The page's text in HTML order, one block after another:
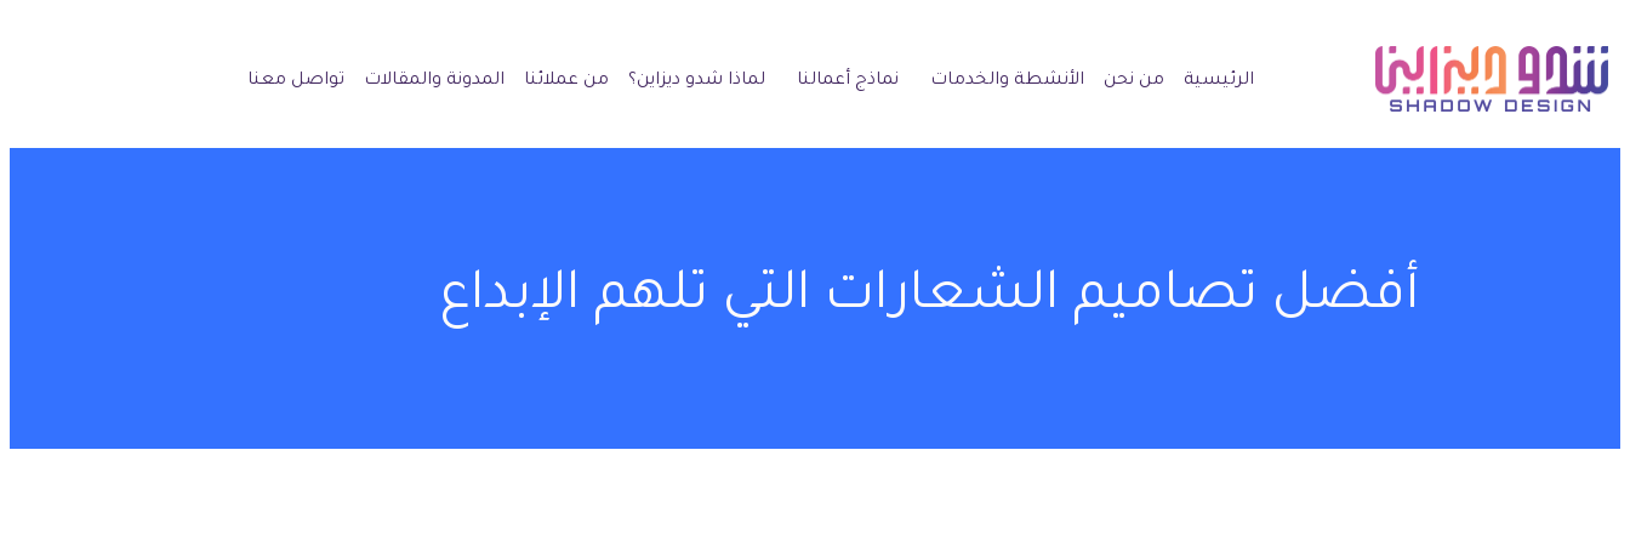
الرئيسية من نحن الأنشطة والخدمات نماذج أعمالنا لماذا شدو ديزاين؟ من عملائنا المدونة والمقالات تواصل معنا
أفضل تصاميم الشعارات التي تلهم الإبداع